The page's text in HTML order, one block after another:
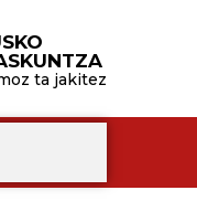
ta jakitez